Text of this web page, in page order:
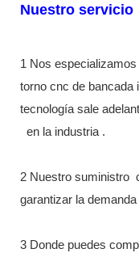
Nuestro servicio
1 Nos
torno cnc de bancada
tecnología sale
en la industria .
2 Nuestro suministro
garantizar la
3 Donde puedes